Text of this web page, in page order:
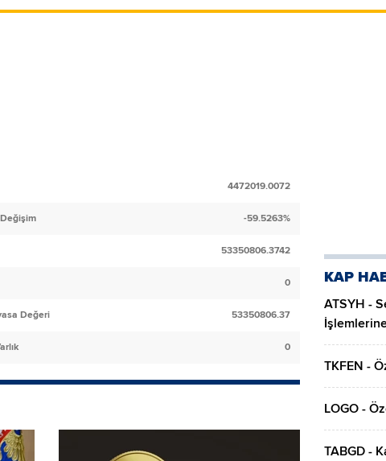
4472019.0072
-59.5263%
53350806.3742
0
Değeri 53350806.37
0
KAP
ATSYH -
TKFEN -
LOGO -
TABGD -